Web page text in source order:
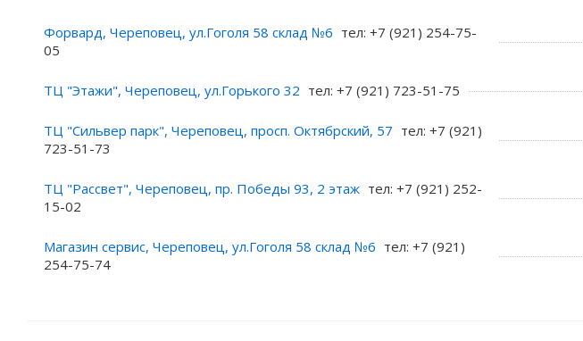
Форвард, Череповец, ул.Гоголя 58 склад №6 тел: +7 (921) 254-75-
05
ТЦ "Этажи", Череповец, ул.Горького 32 тел: +7 (921) 723-51-75
ТЦ "Сильвер парк", Череповец, просп. Октябрский, 57 тел: +7 (921)
723-51-73
ТЦ "Рассвет", Череповец, пр. Победы 93, 2 этаж тел: +7 (921) 252-
15-02
Магазин сервис, Череповец, ул.Гоголя 58 склад №6 тел: +7 (921)
254-75-74